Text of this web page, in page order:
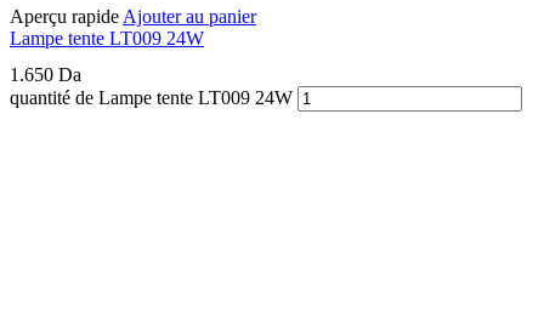
Aperçu rapideAjouter au panier
Lampe tente LT009 24W
1.650 Da
quantité de Lampe tente LT009 24W